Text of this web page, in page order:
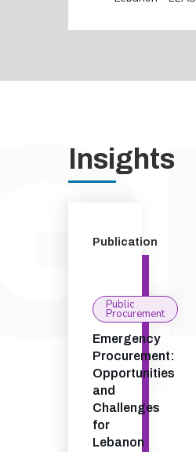
Insights
Publication
Public
Procurement
Emergency
Procurement:
Opportunities
and
Challenges
for
Lebanon